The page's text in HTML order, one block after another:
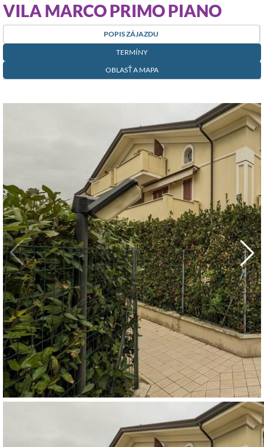
VILA MARCO PRIMO PIANO
POPIS ZÁJAZDU
TERMÍNY
OBLASŤ A MAPA